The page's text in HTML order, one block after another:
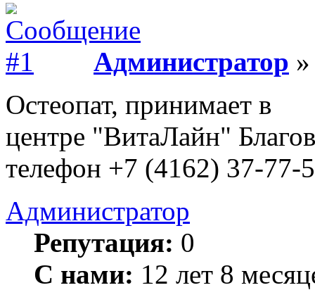
Администратор
Остеопат, принимает в
центре "ВитаЛайн"
телефон +7 (4162) 37-77-
Администратор
Репутация: 0
С нами: 12 лет 8